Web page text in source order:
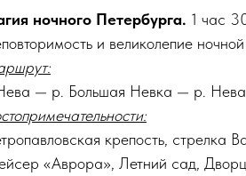
ночного Петербурга. 1 час
и великолепие
— р. Большая Невка — р. Нева
крепость, стрелка
«Аврора», Летний сад,